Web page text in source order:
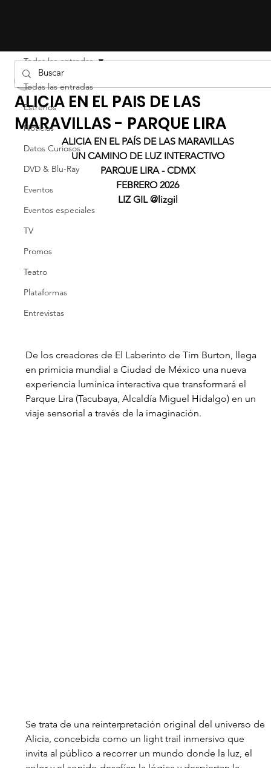
Todas las entradas
Estrenos
Noticias
Datos Curiosos
DVD & Blu-Ray
Eventos
Eventos especiales
TV
Promos
Teatro
Plataformas
Entrevistas
Todas las entradas
ALICIA EN EL PAIS DE LAS
MARAVILLAS - PARQUE LIRA
ALICIA EN EL PAÍS DE LAS MARAVILLAS
UN CAMINO DE LUZ INTERACTIVO
PARQUE LIRA - CDMX
FEBRERO 2026
LIZ GIL @lizgil
De los creadores de El Laberinto de Tim Burton, llega
en primicia mundial a Ciudad de México una nueva
experiencia lumínica interactiva que transformará el
Parque Lira (Tacubaya, Alcaldía Miguel Hidalgo) en un
viaje sensorial a través de la imaginación.
Se trata de una reinterpretación original del universo de
Alicia, concebida como un light trail inmersivo que
invita al público a recorrer un mundo donde la luz, el